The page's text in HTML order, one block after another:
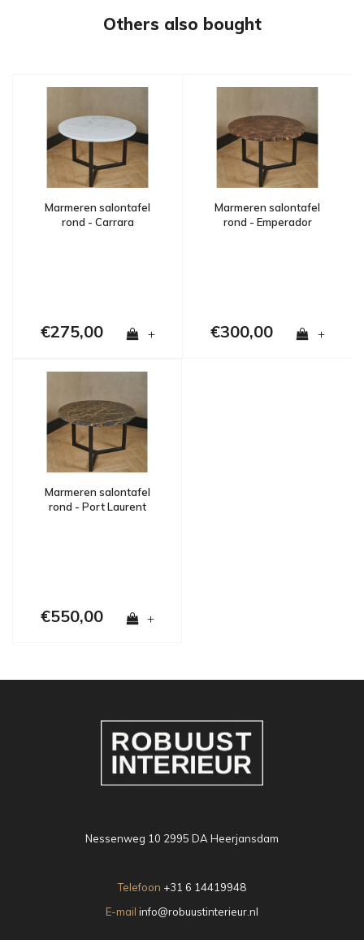
Others also bought
Marmeren salontafel
rond - Carrara
€275,00 +
Marmeren salontafel
rond - Emperador
€300,00 +
Marmeren salontafel
rond - Port Laurent
€550,00 +
Nessenweg 10 2995 DA Heerjansdam
Telefoon +31 6 14419948
E-mail info@robuustinterieur.nl